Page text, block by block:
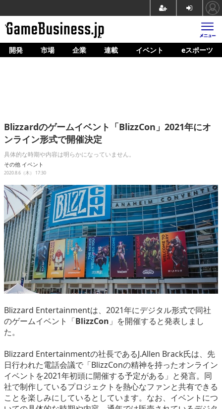
ホーム
企業動向
人材育成
産業政策
連載
イベント/セミナー
eスポーツ
開発 市場 企業 連載 イベント eスポーツ
Blizzardのゲームイベント「BlizzCon」2021年にオ
ンライン形式で開催決定
具体的な時期や内容は明らかになっていません。
その他 イベント
2020.8.6（木） 17:30
Blizzard Entertainmentは、2021年にデジタル形式で同社
のゲームイベント「BlizzCon 」を開催すると発表しまし
た。
Blizzard Entertainmentの社長であるJ.Allen Brack氏は、先
日行われた電話会議で「BlizzConの精神を持ったオンライン
イベントを2021年初頭に開催する予定がある」と発言。同
社で制作しているプロジェクトを熱心なファンと共有できる
ことを楽しみにしているとしています。なお、イベントにつ